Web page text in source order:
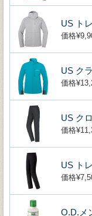
US ト
価格
US ク
価格
US ク
価格
US ト
価格
O.D.メ